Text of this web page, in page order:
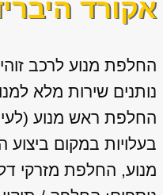
אקורד
החלפת מנוע לרכב
נותנים שירות מלא
החלפת ראש מנוע
בעלויות במקום
מנוע, החלפת מזרקי